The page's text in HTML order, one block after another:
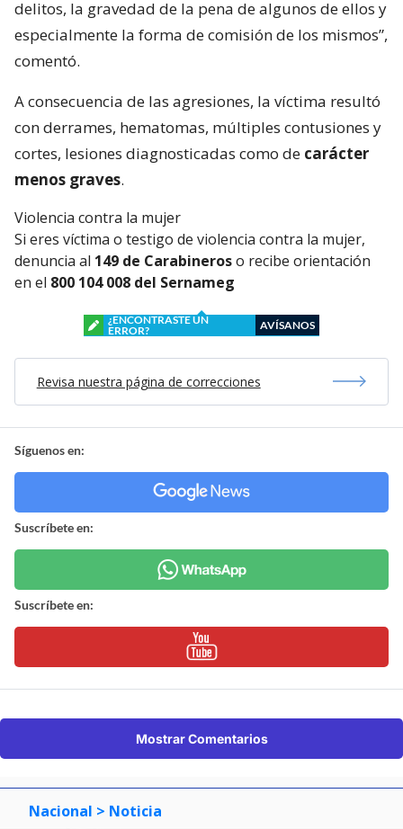
delitos, la gravedad de la pena de algunos de ellos y
especialmente la forma de comisión de los mismos”,
comentó.
A consecuencia de las agresiones, la víctima resultó
con derrames, hematomas, múltiples contusiones y
cortes, lesiones diagnosticadas como de carácter
menos graves.
Violencia contra la mujer
Si eres víctima o testigo de violencia contra la mujer,
denuncia al 149 de Carabineroso recibe orientación
en el 800 104 008 del Sernameg
¿ENCONTRASTE UN
ERROR?
AVÍSANOS
Revisa nuestra página de correcciones
Síguenos en:
Suscríbete en:
Suscríbete en:
Mostrar Comentarios
Nacional > Noticia